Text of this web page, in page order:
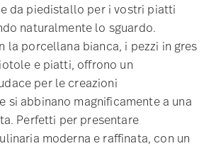
da piedistallo per i vostri piatti
naturalmente lo sguardo.
la porcellana bianca, i pezzi in gres
e piatti, offrono un
per le creazioni
si abbinano magnificamente a una
Perfetti per presentare
moderna e raffinata, con un